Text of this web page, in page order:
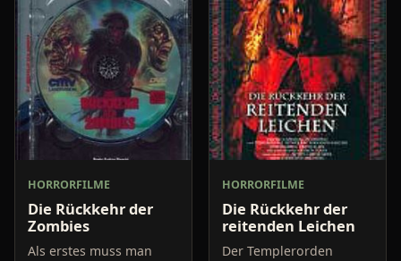
HORRORFILME
Die Rückkehr der
Zombies
Als erstes muss man
HORRORFILME
Die Rückkehr der
reitenden Leichen
Der Templerorden